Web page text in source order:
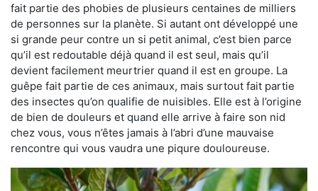
fait partie des phobies de plusieurs centaines de milliers
de personnes sur la planète. Si autant ont développé une
si grande peur contre un si petit animal, c’est bien parce
qu’il est redoutable déjà quand il est seul, mais qu’il
devient facilement meurtrier quand il est en groupe. La
guêpe fait partie de ces animaux, mais surtout fait partie
des insectes qu’on qualifie de nuisibles. Elle est à l’origine
de bien de douleurs et quand elle arrive à faire son nid
chez vous, vous n’êtes jamais à l’abri d’une mauvaise
rencontre qui vous vaudra une piqure douloureuse.